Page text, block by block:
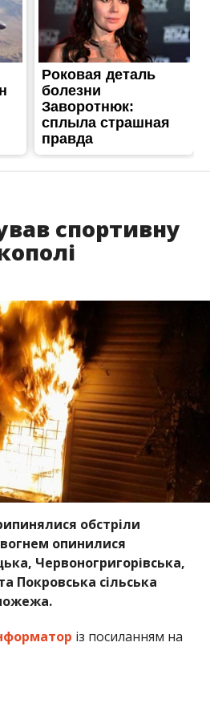
спортивну
обстріли
опинилися
Червоногригорівська,
Покровська сільська
із посиланням на